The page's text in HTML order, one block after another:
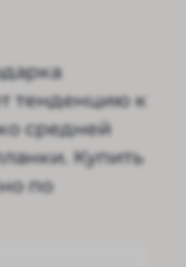
тенденцию к
средней
Купить
по